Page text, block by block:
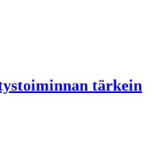
tärkein